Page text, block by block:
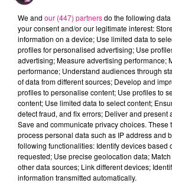
d'achat. Cette semaine, tentez de
carte cadeau de 100€valable dans
Moselle participants !
COMMENT JOUER ?
C'est simple, rapide et gratuit :
Estimezle prix exact du
dessous.
Remplissezle formulaire en
Surveillez votre téléphone
We and our (447) partnersdo the following
your consent and/or our legitimate interest:
information on a device; Use limited data to
profiles for personalised advertising; Use
advertising; Measure advertising performance;
performance; Understand audiences through
of data from different sources; Develop and
profiles to personalise content; Use profiles to
content; Use limited data to select content;
detect fraud, and fix errors; Deliver and present
Save and communicate privacy choices. These
process personal data such as IP address and
following functionalities: Identify devices based
requested; Use precise geolocation data;
other data sources; Link different devices;
information transmitted automatically.